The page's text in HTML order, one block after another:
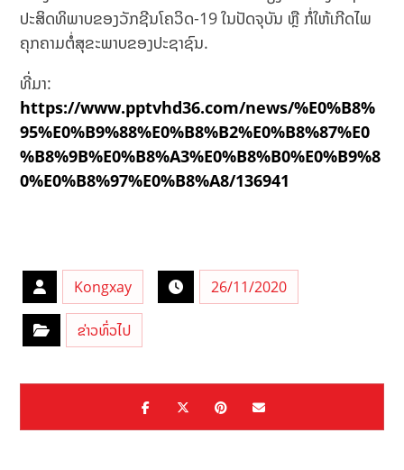
ປະສິດທິພາບຂອງວັກຊີນໂຄວິດ-19 ໃນປັດຈຸບັນ ຫຼື ກໍ່ໃຫ້ເກີດໄພ
ຄຸກຄາມຕໍ່ສຸຂະພາບຂອງປະຊາຊົນ.
ທີ່ມາ:​
https://www.pptvhd36.com/news/%E0%B8%
95%E0%B9%88%E0%B8%B2%E0%B8%87%E0
%B8%9B%E0%B8%A3%E0%B8%B0%E0%B9%8
0%E0%B8%97%E0%B8%A8/136941
Kongxay 26/11/2020
ຂ່າວທົ່ວໄປ